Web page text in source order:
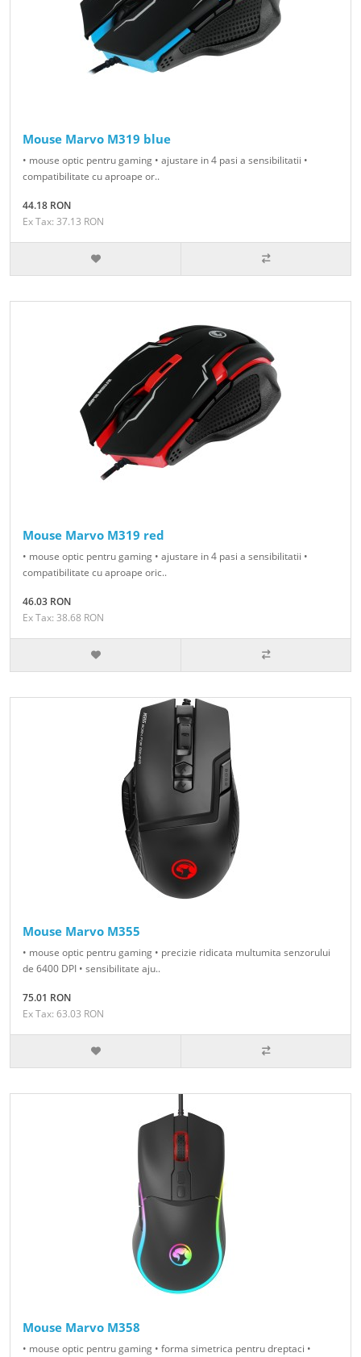
Mouse Marvo M319 blue
• mouse optic pentru gaming • ajustare in 4 pasi a sensibilitatii •
compatibilitate cu aproape or..
44.18 RON
Ex Tax: 37.13 RON
Mouse Marvo M319 red
• mouse optic pentru gaming • ajustare in 4 pasi a sensibilitatii •
compatibilitate cu aproape oric..
46.03 RON
Ex Tax: 38.68 RON
Mouse Marvo M355
• mouse optic pentru gaming • precizie ridicata multumita senzorului
de 6400 DPI • sensibilitate aju..
75.01 RON
Ex Tax: 63.03 RON
Mouse Marvo M358
• mouse optic pentru gaming • forma simetrica pentru dreptaci •